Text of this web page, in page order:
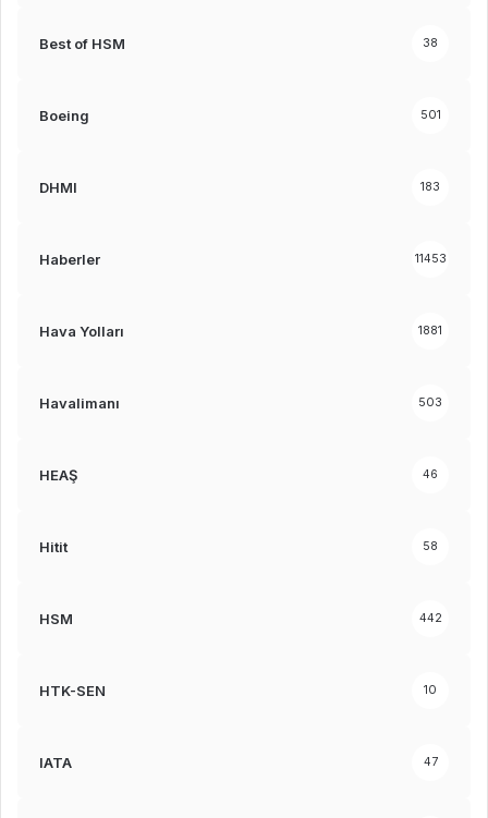
Best of HSM 38
Boeing 501
DHMI 183
Haberler 11453
Hava Yolları 1881
Havalimanı 503
HEAŞ 46
Hitit 58
HSM 442
HTK-SEN 10
IATA 47